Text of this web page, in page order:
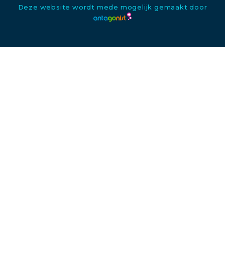
Deze website wordt mede mogelijk gemaakt door